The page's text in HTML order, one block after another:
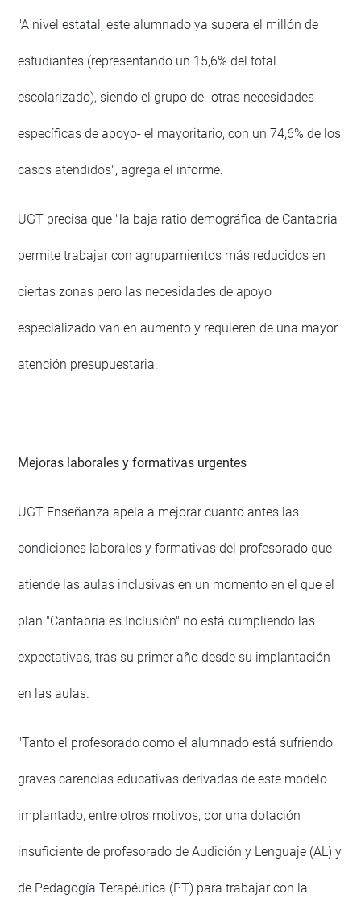
"A nivel estatal, este alumnado ya supera el millón de
estudiantes (representando un 15,6% del total
escolarizado), siendo el grupo de -otras necesidades
específicas de apoyo- el mayoritario, con un 74,6% de los
casos atendidos", agrega el informe.
UGT precisa que "la baja ratio demográfica de Cantabria
permite trabajar con agrupamientos más reducidos en
ciertas zonas pero las necesidades de apoyo
especializado van en aumento y requieren de una mayor
atención presupuestaria.
Mejoras laborales y formativas urgentes
UGT Enseñanza apela a mejorar cuanto antes las
condiciones laborales y formativas del profesorado que
atiende las aulas inclusivas en un momento en el que el
plan "Cantabria.es.Inclusión" no está cumpliendo las
expectativas, tras su primer año desde su implantación
en las aulas.
"Tanto el profesorado como el alumnado está sufriendo
graves carencias educativas derivadas de este modelo
implantado, entre otros motivos, por una dotación
insuficiente de profesorado de Audición y Lenguaje (AL) y
de Pedagogía Terapéutica (PT) para trabajar con la